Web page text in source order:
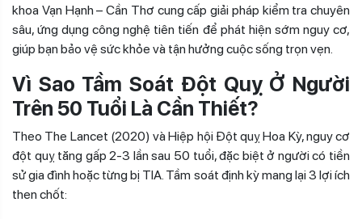
khoa Vạn Hạnh – Cần Thơ cung cấp giải pháp kiểm tra chuyên
sâu, ứng dụng công nghệ tiên tiến để phát hiện sớm nguy cơ,
giúp bạn bảo vệ sức khỏe và tận hưởng cuộc sống trọn vẹn.
Vì Sao Tầm Soát Đột Quỵ Ở Người
Trên 50 Tuổi Là Cần Thiết?
Theo The Lancet (2020) và Hiệp hội Đột quỵ Hoa Kỳ, nguy cơ
đột quỵ tăng gấp 2-3 lần sau 50 tuổi, đặc biệt ở người có tiền
sử gia đình hoặc từng bị TIA. Tầm soát định kỳ mang lại 3 lợi ích
then chốt: